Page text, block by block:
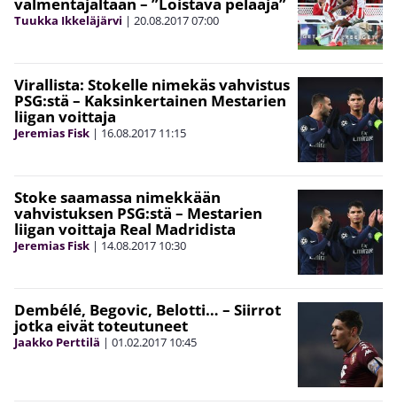
valmentajaltaan – ”Loistava pelaaja”
Tuukka Ikkeläjärvi | 20.08.201707:00
Virallista: Stokelle nimekäs vahvistus
PSG:stä – Kaksinkertainen Mestarien
liigan voittaja
Jeremias Fisk | 16.08.2017 11:15
Stoke saamassa nimekkään
vahvistuksen PSG:stä – Mestarien
liigan voittaja Real Madridista
Jeremias Fisk | 14.08.2017 10:30
Dembélé, Begovic, Belotti… – Siirrot
jotka eivät toteutuneet
Jaakko Perttilä | 01.02.2017 10:45